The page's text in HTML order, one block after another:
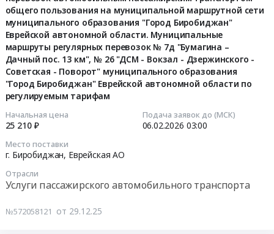
общего пользования на муниципальной маршрутной сети
муниципального образования "Город Биробиджан"
Еврейской автономной области. Муниципальные
маршруты регулярных перевозок № 7д "Бумагина –
Дачный пос. 13 км", № 26 "ДСМ - Вокзал - Дзержинского -
Советская - Поворот" муниципального образования
"Город Биробиджан" Еврейской автономной области по
регулируемым тарифам
Начальная цена
25 210 ₽
Подача заявок до (МСК)
06.02.2026 03:00
Место поставки
г. Биробиджан, Еврейская АО
Отрасли
Услуги пассажирского автомобильного транспорта
№572058121 от 29.12.25